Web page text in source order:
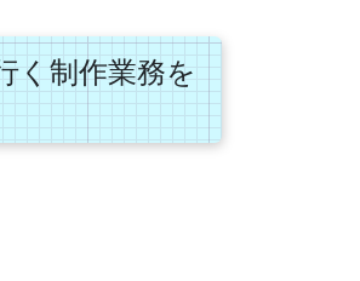
く制作業務を